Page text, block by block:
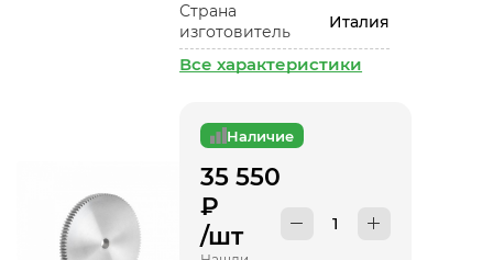
Страна
изготовитель
Италия
Все характеристики
Наличие
35 550
₽
/шт